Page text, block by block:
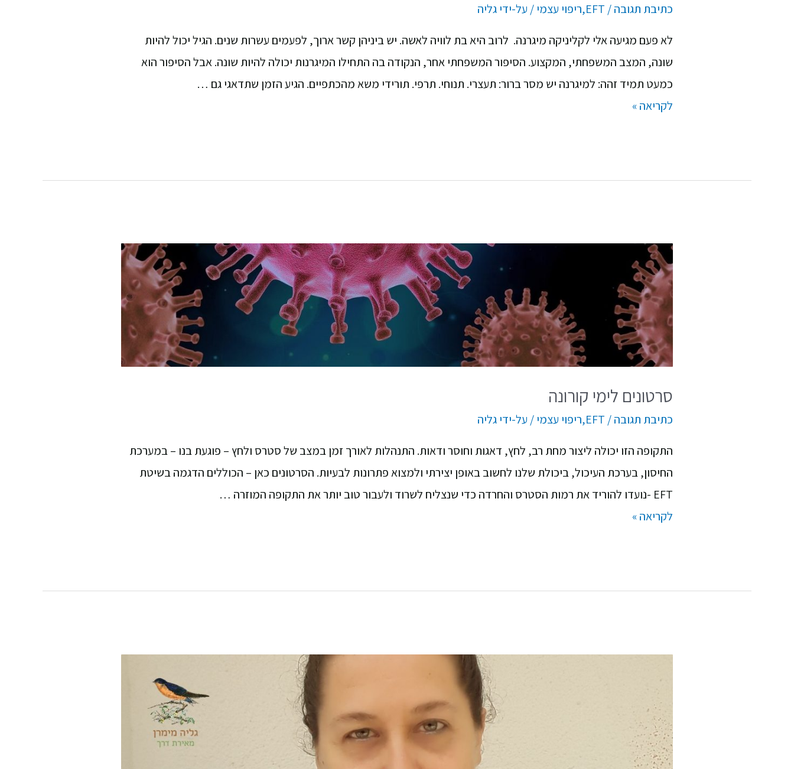
כתיבת תגובה /
EFT
,ריפוי עצמי/ על-ידי גליה
לא פעם מגיעה אלי לקליניקה מיגרנה. לרוב היא בת לוויה לאשה. יש ביניהן קשר ארוך, לפעמים עשרות שנים. הגיל יכול להיות
שונה, המצב המשפחתי, המקצוע. הסיפור המשפחתי אחר, הנקודה בה התחילו המיגרנות יכולה להיות שונה. אבל הסיפור הוא
כמעט תמיד זהה: למיגרנה יש מסר ברור: תעצרי. תנוחי. תרפי. תורידי משא מהכתפיים. הגיע הזמן שתדאגי גם …
לקריאה »
סרטונים לימי קורונה
כתיבת תגובה /
EFT
,ריפוי עצמי/ על-ידי גליה
התקופה הזו יכולה ליצור מחת רב, לחץ, דאגות וחוסר ודאות. התנהלות לאורך זמן במצב של סטרס ולחץ – פוגעת בנו – במערכת
החיסון, בערכת העיכול, ביכולת שלנו לחשוב באופן יצירתי ולמצוא פתרונות לבעיות. הסרטונים כאן – הכוללים הדגמה בשיטת
EFT -נועדו להוריד את רמות הסטרס והחרדה כדי שנצליח לשרוד ולעבור טוב יותר את התקופה המוזרה …
לקריאה »